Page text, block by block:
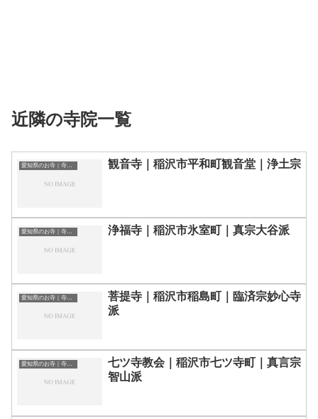
近隣の寺院一覧
愛知県のお寺｜寺院一覧 観音寺｜稲沢市平和町観音堂｜浄土宗
愛知県のお寺｜寺院一覧 浄福寺｜稲沢市氷室町｜真宗大谷派
愛知県のお寺｜寺院一覧
菩提寺｜稲沢市稲島町｜臨済宗妙心寺
派
愛知県のお寺｜寺院一覧
七ツ寺教会｜稲沢市七ツ寺町｜真言宗
智山派